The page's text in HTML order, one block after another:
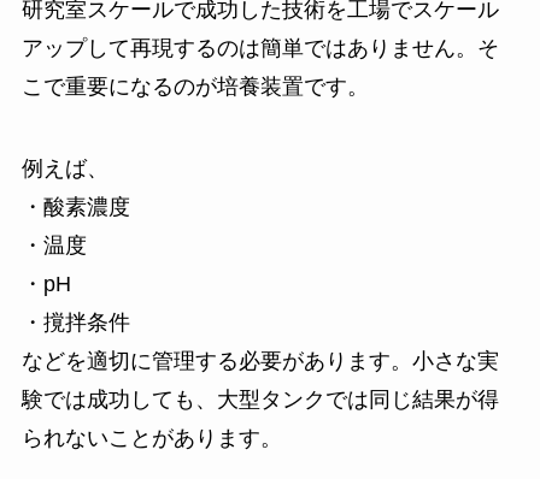
研究室スケールで成功した技術を工場でスケール
アップして再現するのは簡単ではありません。そ
こで重要になるのが培養装置です。
例えば、
・酸素濃度
・温度
・pH
・撹拌条件
などを適切に管理する必要があります。小さな実
験では成功しても、大型タンクでは同じ結果が得
られないことがあります。